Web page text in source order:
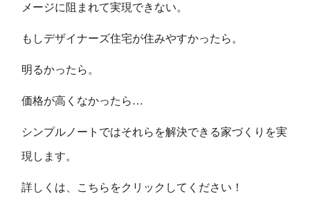
メージに阻まれて実現できない。
もしデザイナーズ住宅が住みやすかったら。
明るかったら。
価格が高くなかったら…
シンプルノートではそれらを解決できる家づくりを実
現します。
詳しくは、 こちらをクリックしてください！